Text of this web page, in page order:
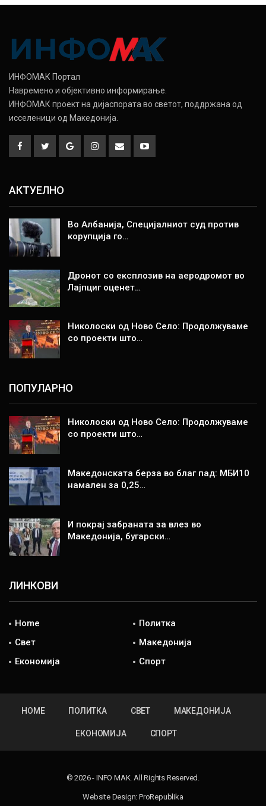
ИНФОМАК Портал
Навремено и објективно информирање.
ИНФОМАК проект на дијаспората во светот, поддржана од
исселеници од Македонија.
АКТУЕЛНО
Во Албанија, Специјалниот суд против
корупција го…
Дронот со експлозив на аеродромот во
Лајпциг оценет…
Николоски од Ново Село: Продолжуваме
со проекти што…
ПОПУЛАРНО
Николоски од Ново Село: Продолжуваме
со проекти што…
Македонската берза во благ пад: МБИ10
намален за 0,25…
И покрај забраната за влез во
Македонија, бугарски…
ЛИНКОВИ
Home
Политка
Свет
Македонија
Економија
Спорт
HOME ПОЛИТКА СВЕТ МАКЕДОНИЈА
ЕКОНОМИЈА СПОРТ
© 2026 - INFO MAK. All Rights Reserved.
Website Design:ProRepublika